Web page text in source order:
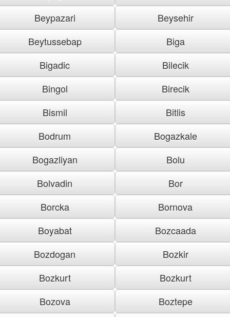
Beypazari
Beysehir
Beytussebap
Biga
Bigadic
Bilecik
Bingol
Birecik
Bismil
Bitlis
Bodrum
Bogazkale
Bogazliyan
Bolu
Bolvadin
Bor
Borcka
Bornova
Boyabat
Bozcaada
Bozdogan
Bozkir
Bozkurt
Bozkurt
Bozova
Boztepe